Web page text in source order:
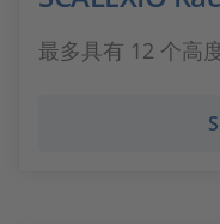
最多具有 12 个高